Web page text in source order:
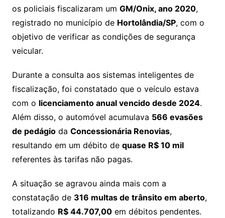
os policiais fiscalizaram um GM/Onix, ano 2020,
registrado no município de Hortolândia/SP, com o
objetivo de verificar as condições de segurança
veicular.
Durante a consulta aos sistemas inteligentes de
fiscalização, foi constatado que o veículo estava
com o licenciamento anual vencido desde 2024.
Além disso, o automóvel acumulava 566 evasões
de pedágioda Concessionária Renovias,
resultando em um débito de quase R$ 10 mil
referentes às tarifas não pagas.
A situação se agravou ainda mais com a
constatação de 316 multas de trânsito em aberto,
totalizando R$ 44.707,00em débitos pendentes.